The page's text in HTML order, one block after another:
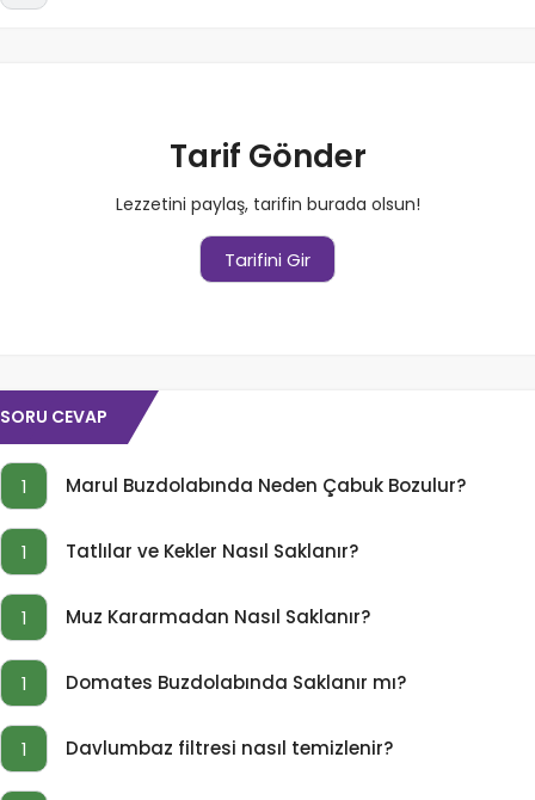
Tarif Gönder
Lezzetini paylaş, tarifin burada olsun!
Tarifini Gir
SORU CEVAP
1 Marul Buzdolabında Neden Çabuk Bozulur?
1 Tatlılar ve Kekler Nasıl Saklanır?
1 Muz Kararmadan Nasıl Saklanır?
1 Domates Buzdolabında Saklanır mı?
1 Davlumbaz filtresi nasıl temizlenir?